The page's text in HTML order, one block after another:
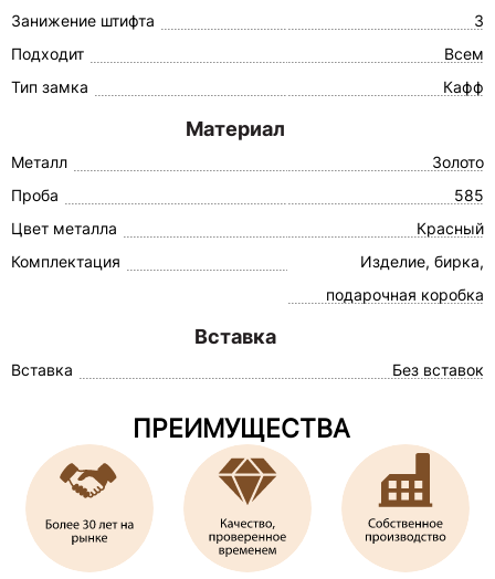
Занижение штифта
3
Подходит
Всем
Тип замка
Кафф
Материал
Металл
Золото
Проба
585
Цвет металла
Красный
Комплектация
Изделие, бирка,
подарочная коробка
Вставка
Вставка Без вставок
ПРЕИМУЩЕСТВА